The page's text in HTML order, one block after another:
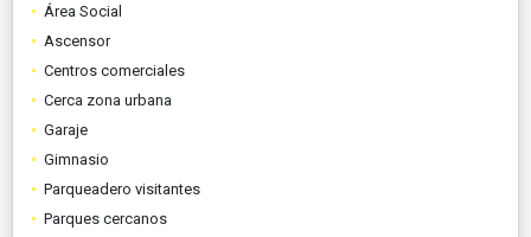
Área Social
Ascensor
Centros comerciales
Cerca zona urbana
Garaje
Gimnasio
Parqueadero visitantes
Parques cercanos